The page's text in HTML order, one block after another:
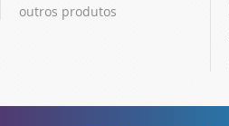
outros produtos